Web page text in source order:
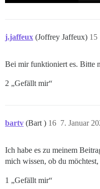
j.jaffeux (Joffrey Jaffeux) 15
Bei mir funktioniert es. Bitte
2 „Gefällt mir“
bartv (Bart ) 7. Januar
16
Ich habe es zu meinem
mich wissen, ob du
1 „Gefällt mir“